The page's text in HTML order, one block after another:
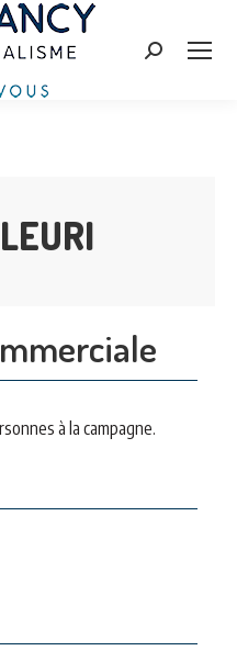
Zoeken:
à la campagne.